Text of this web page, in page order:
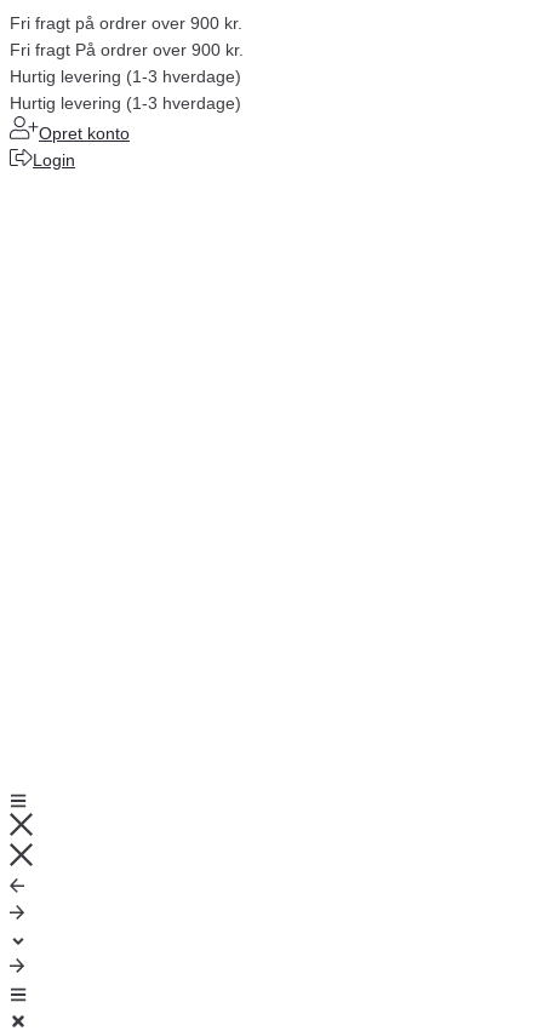
Fri fragt på ordrer over 900 kr.
Fri fragt På ordrer over 900 kr.
Hurtig levering (1-3 hverdage)
Hurtig levering (1-3 hverdage)
Opret konto
Login